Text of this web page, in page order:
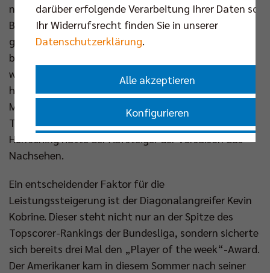
noch 3:2 siegten. Auch Ruben Schott hat die
Begegnung verfolgt: „Das Spiel hat mir wirklich
gefallen, besonders die Qualität und Intensität
beider Mannschaften.“ Nicht nur gegen die Grizzlys
waren die Freiburger stark, insgesamt sind sie
hervorragend in die Spielzeit gestartet. Nach neun
Matches stehen sieben Siege und somit der vierte
Tabellenplatz zubuche, nur gegen Lüneburg und
Herrsching hatte der Aufsteiger der Vorsaison das
Nachsehen.
Ein entscheidender Faktor für die
Leistungssteigerung ist der Diagonalangreifer Kevin
Kobrine. Dieser steht nicht nur an der Spitze des
Topscorer-Rankings der Bundesliga, sondern sicherte
sich bereits drei Mal den „Player of the week“-Award.
Der Amerikaner kam in diesem Sommer nach seiner
darüber erfolgende Verarbeitung Ihrer Daten
Ihr Widerrufsrecht finden Sie in unserer
Datenschutzerklärung.
Alle akzeptieren
Konfigurieren
Nur essenzielle Cookies akzeptieren
Impressum| Datenschutzerklärung